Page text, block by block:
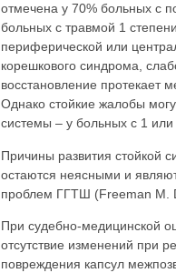
отмечена у 70% больных с
больных с травмой 1
периферической или
корешкового синдрома,
восстановление протекает
Однако стойкие жалобы
системы – у больных с 1
Причины развития стойкой
остаются неясными и
проблем ГГТШ (Freeman M.
При судебно-медицинской
отсутствие изменений при
повреждения капсул